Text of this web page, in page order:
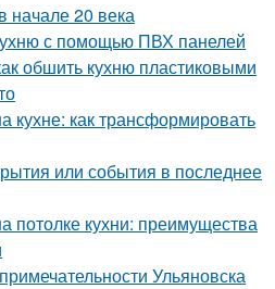
начале 20 века
с помощью ПВХ панелей
обшить кухню пластиковыми
кухне: как трансформировать
или события в последнее
потолке кухни: преимущества
Ульяновска